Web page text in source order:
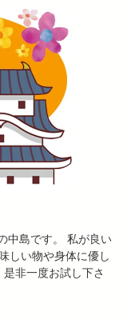
中島です。 私が良い
しい物や身体に優し
非一度お試し下さ